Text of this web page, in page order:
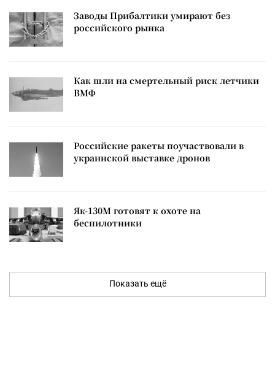
Заводы Прибалтики умирают без
российского рынка
Как шли на смертельный риск летчики
ВМФ
Российские ракеты поучаствовали в
украинской выставке дронов
Як-130М готовят к охоте на
беспилотники
Показать ещё